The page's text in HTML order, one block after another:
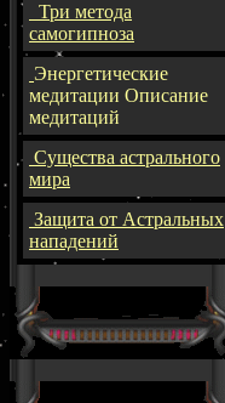
Три метода
самогипноза
Энергетические
медитации Описание
медитаций
Существа астрального
мира
Защита от Астральных
нападений